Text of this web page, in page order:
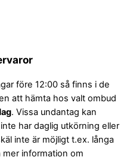
före 12:00 så finns i de
att hämta hos valt ombud
. Vissa undantag kan
har daglig utkörning eller
inte är möjligt t.ex. långa
information om